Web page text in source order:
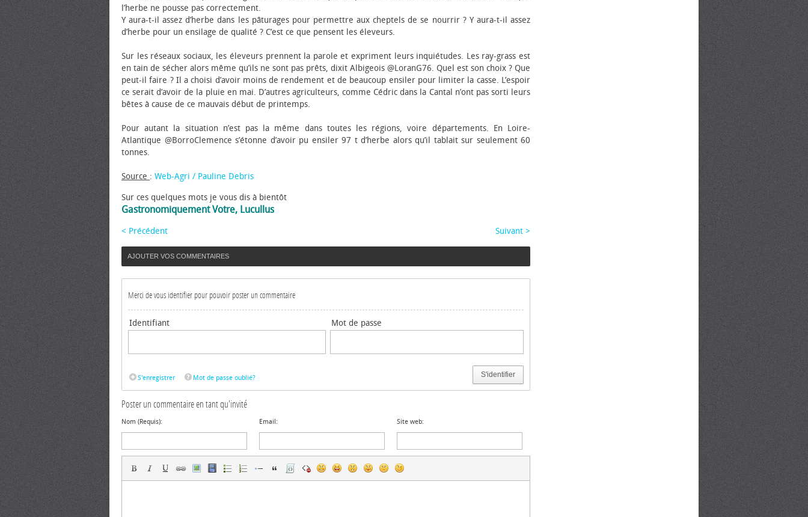
l’herbe ne pousse pas correctement.
Y aura-t-il assez d’herbe dans les pâturages pour permettre aux cheptels de se nourrir ? Y aura-t-il assez
d’herbe pour un ensilage de qualité ? C’est ce que pensent les éleveurs.
Sur les réseaux sociaux, les éleveurs prennent la parole et expriment leurs inquiétudes. Les ray-grass est
en tain de sécher alors même qu’ils ne sont pas prêts, dixit Albigeois @LoranG76. Quel est son choix ? Que
peut-il faire ? Il a choisi d’avoir moins de rendement et de beaucoup ensiler pour limiter la casse. L’espoir
ce serait d’avoir de la pluie en mai. D’autres agriculteurs, comme Cédric dans la Cantal n’ont pas sorti leurs
bêtes à cause de ce mauvais début de printemps.
Pour autant la situation n’est pas la même dans toutes les régions, voire départements. En Loire-
Atlantique @BorroClemence s’étonne d’avoir pu ensiler 97 t d’herbe alors qu’il tablait sur seulement 60
tonnes.
Source : Web-Agri / Pauline Debris
Sur ces quelques mots je vous dis à bientôt
Gastronomiquement Votre, Lucullus
< Précédent Suivant >
AJOUTER VOS COMMENTAIRES
Merci de vous identifier pour pouvoir poster un commentaire
Identifiant Mot de passe
S'identifier
S'enregistrer Mot de passe oublié?
Poster un commentaire en tant qu'invité
Nom (Requis): Email: Site web: